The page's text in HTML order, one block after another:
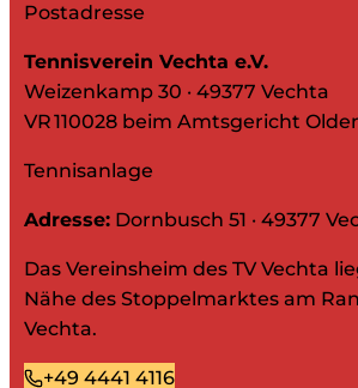
Postadresse
Tennisverein Vechta e.V.
Weizenkamp 30 · 49377 Vechta
VR 110028 beim Amtsgericht
Tennisanlage
Adresse: Dornbusch 51 · 49377
Das Vereinsheim des TV Vechta
Nähe des Stoppelmarktes am
Vechta.
+49 4441 4116